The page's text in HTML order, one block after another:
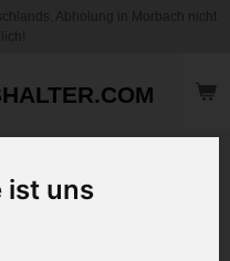
ist uns
mit Langen Ärmeln